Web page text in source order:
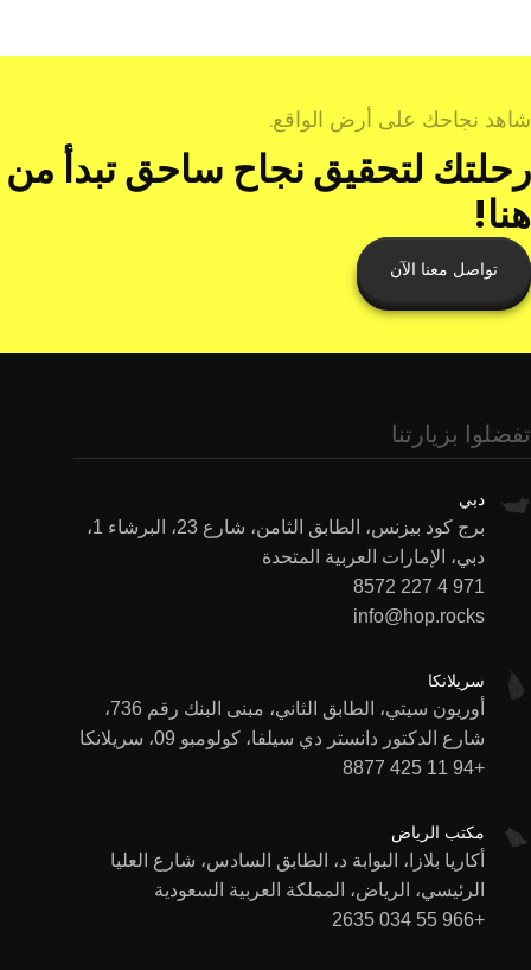
شاهد نجاحك على أرض الواقع.
رحلتك لتحقيق نجاح ساحق تبدأ من
هنا!
تواصل معنا الآن
تفضلوا بزيارتنا
دبي
برج كود بيزنس، الطابق الثامن، شارع 23، البرشاء 1،
دبي، الإمارات العربية المتحدة
971 4 227 8572
info@hop.rocks
سريلانكا
أوريون سيتي، الطابق الثاني، مبنى البنك رقم 736،
شارع الدكتور دانستر دي سيلفا، كولومبو 09، سريلانكا
+94 11 425 8877
مكتب الرياض
أكاريا بلازا، البوابة د، الطابق السادس، شارع العليا
الرئيسي، الرياض، المملكة العربية السعودية
+966 55 034 2635